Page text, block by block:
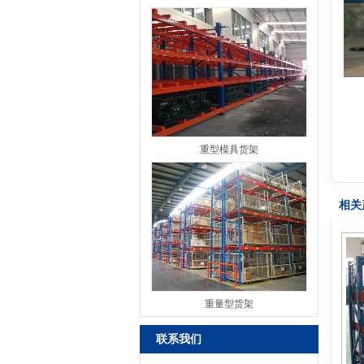
重型模具货架
重量型货架
联系我们
相关